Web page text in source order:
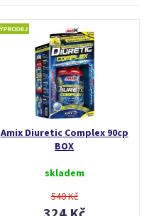
Amix Diuretic Complex 90cp
BOX
skladem
540 Kč